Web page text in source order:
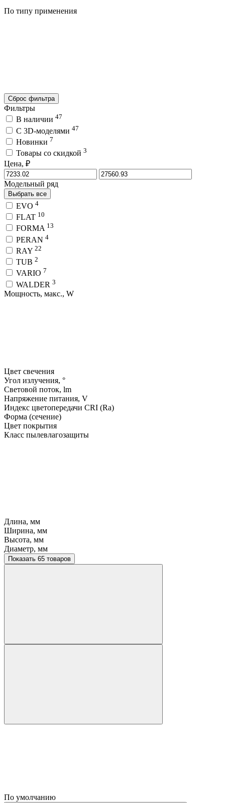
По типу применения
Сброс фильтра
Фильтры
В наличии 47
C 3D-моделями 47
Новинки 7
Товары со скидкой 3
Цена, ₽
Модельный ряд
Выбрать все
EVO 4
FLAT 10
FORMA 13
PERAN 4
RAY 22
TUB 2
VARIO 7
WALDER 3
Мощность, макс., W
Цвет свечения
Угол излучения, °
Световой поток, lm
Напряжение питания, V
Индекс цветопередачи CRI (Ra)
Форма (сечение)
Цвет покрытия
Класс пылевлагозащиты
Длина, мм
Ширина, мм
Высота, мм
Диаметр, мм
Показать 65 товаров
По умолчанию